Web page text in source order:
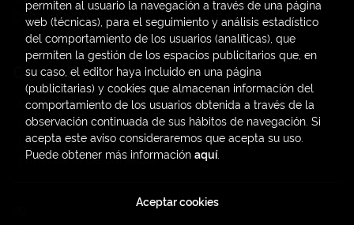
Consumo Sostenible
Contacto
C/ Amadeo de Saboya, 4
(+34) 963828968
latendauv@fundacio.es
Formulario de contacto
. Todos los Derechos Reservados |
permiten al usuario la navegación a través de una página
web (técnicas), para el seguimiento y análisis estadístico
del comportamiento de los usuarios (analíticas), que
permiten la gestión de los espacios publicitarios que, en
su caso, el editor haya incluido en una página
(publicitarias) y cookies que almacenan información del
comportamiento de los usuarios obtenida a través de la
observación continuada de sus hábitos de navegación. Si
acepta este aviso consideraremos que acepta su uso.
Puede obtener más información aquí.
Aceptar cookies